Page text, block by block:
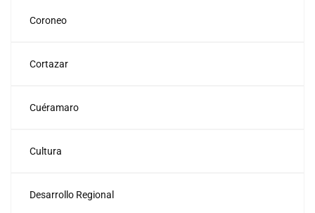
Coroneo
Cortazar
Cuéramaro
Cultura
Desarrollo Regional